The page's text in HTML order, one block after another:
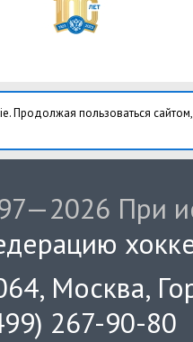
Продолжая пользоваться
При
Москва,
267-90-80